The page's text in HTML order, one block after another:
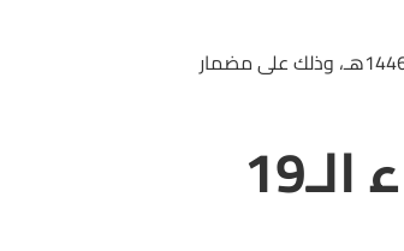
الأحساء أمس، حفل سباقه الـ19 للموسم 1446هـ، وذلك على مضمار
أشواط سباق الأحساء الـ19